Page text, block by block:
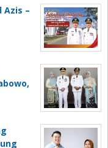
Azis –